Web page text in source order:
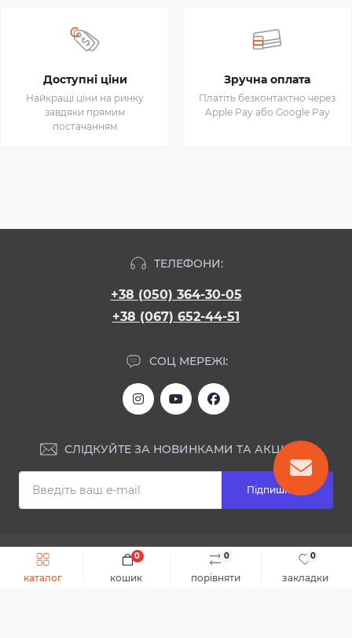
каталог порівняти
0
закладки
0
кошик
0
Швидке замовлення До кошика
Доступні ціни
Найкращі ціни на ринку
завдяки прямим
постачанням
Зручна оплата
Платіть безконтактно через
Apple Pay або Google Pay
ТЕЛЕФОНИ:
+38 (050) 364-30-05
+38 (067) 652-44-51
СОЦ МЕРЕЖІ:
СЛІДКУЙТЕ ЗА НОВИНКАМИ ТА АКЦІЯМИ:
Підпишіться
ІНФОРМАЦІЯ